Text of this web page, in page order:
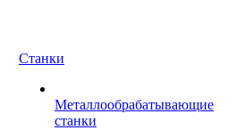
Станки
Металлообрабатывающие
станки